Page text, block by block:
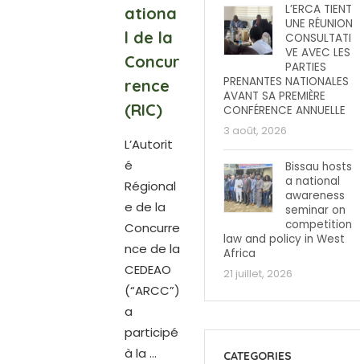
ationa
l de la
Concur
rence
(RIC)
L’Autorit
é
Régional
e de la
Concurre
nce de la
CEDEAO
(“ARCC”)
a
participé
à la ...
L’ERCA TIENT
UNE RÉUNION
CONSULTATI
VE AVEC LES
PARTIES
PRENANTES NATIONALES
AVANT SA PREMIÈRE
CONFÉRENCE ANNUELLE
3 août, 2026
Bissau hosts
a national
awareness
seminar on
competition
law and policy in West
Africa
21 juillet, 2026
CATEGORIES